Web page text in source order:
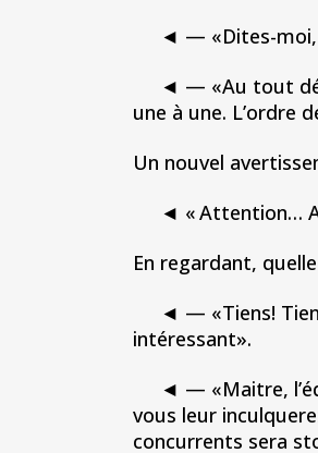
◄ — «Dites-moi,
◄ — «Au tout
une à une. L’ordre
Un nouvel
◄ « Attention…
En regardant,
◄ — «Tiens! Tiens!
intéressant».
◄ — «Maitre,
vous leur
concurrents sera